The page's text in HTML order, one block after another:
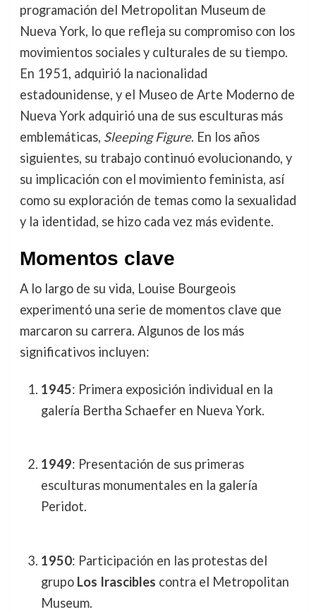
programación del Metropolitan Museum de
Nueva York, lo que refleja su compromiso con los
movimientos sociales y culturales de su tiempo.
En 1951, adquirió la nacionalidad
estadounidense, y el Museo de Arte Moderno de
Nueva York adquirió una de sus esculturas más
emblemáticas, Sleeping Figure. En los años
siguientes, su trabajo continuó evolucionando, y
su implicación con el movimiento feminista, así
como su exploración de temas como la sexualidad
y la identidad, se hizo cada vez más evidente.
Momentos clave
A lo largo de su vida, Louise Bourgeois
experimentó una serie de momentos clave que
marcaron su carrera. Algunos de los más
significativos incluyen:
1945: Primera exposición individual en la
galería Bertha Schaefer en Nueva York.
1949: Presentación de sus primeras
esculturas monumentales en la galería
Peridot.
1950: Participación en las protestas del
grupo Los Irascibles contra el Metropolitan
Museum.